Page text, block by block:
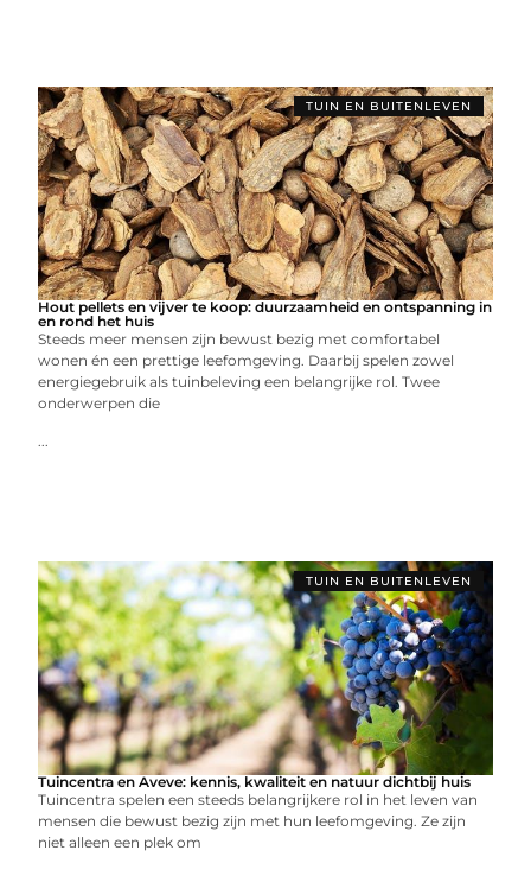
TUIN EN BUITENLEVEN
Hout pellets en vijver te koop: duurzaamheid en ontspanning in
en rond het huis
Steeds meer mensen zijn bewust bezig met comfortabel
wonen én een prettige leefomgeving. Daarbij spelen zowel
energiegebruik als tuinbeleving een belangrijke rol. Twee
onderwerpen die
...
TUIN EN BUITENLEVEN
Tuincentra en Aveve: kennis, kwaliteit en natuur dichtbij huis
Tuincentra spelen een steeds belangrijkere rol in het leven van
mensen die bewust bezig zijn met hun leefomgeving. Ze zijn
niet alleen een plek om